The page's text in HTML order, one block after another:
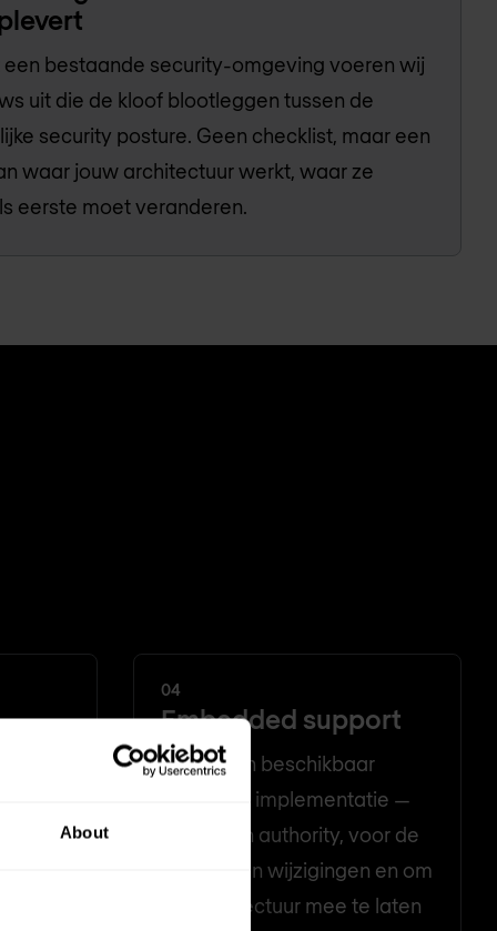
About
bestaande security-omgeving voeren wij
uit die de kloof blootleggen tussen de
security posture. Geen checklist, maar een
waar jouw architectuur werkt, waar ze
eerste moet veranderen.
04
Embedded support
We blijven beschikbaar
tijdens de implementatie —
als design authority, voor de
review van wijzigingen en om
de architectuur mee te laten